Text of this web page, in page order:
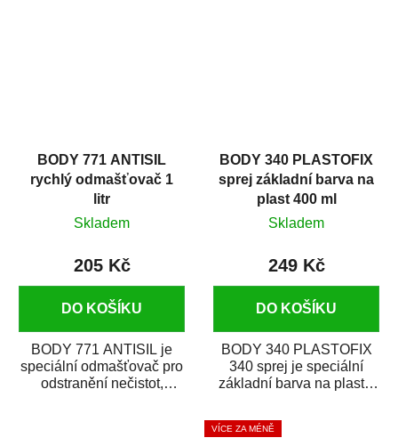
BODY 771 ANTISIL
rychlý odmašťovač 1
litr
Skladem
205 Kč
DO KOŠÍKU
BODY 771 ANTISIL je
speciální odmašťovač pro
odstranění nečistot,
BODY 340 PLASTOFIX
sprej základní barva na
plast 400 ml
Skladem
249 Kč
DO KOŠÍKU
BODY 340 PLASTOFIX
340 sprej je speciální
základní barva na plasty,
vrchních...
VÍCE ZA MÉNĚ